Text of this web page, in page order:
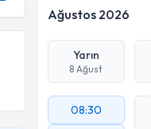
Ağustos 2026
Yarın
8 Ağust
08:30